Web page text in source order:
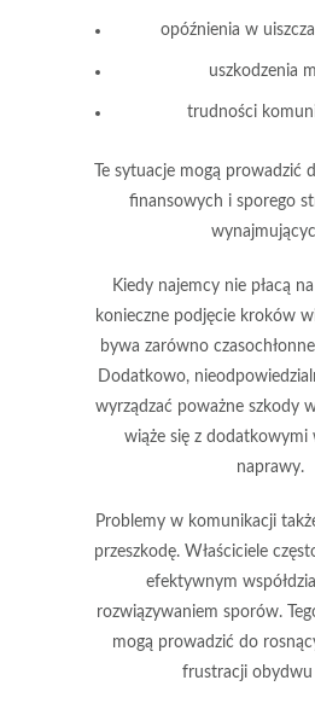
opóźnienia w
uszkodzenia
trudności
Te sytuacje mogą prowadzić
finansowych i sporego
Kiedy najemcy nie płacą
konieczne podjęcie kroków
bywa zarówno
Dodatkowo,
wyrządzać poważne szkody
wiąże się z dodatkowymi
naprawy.
Problemy w komunikacji
przeszkodę. Właściciele
efektywnym
rozwiązywaniem sporów.
mogą prowadzić do
frustracji obydwu